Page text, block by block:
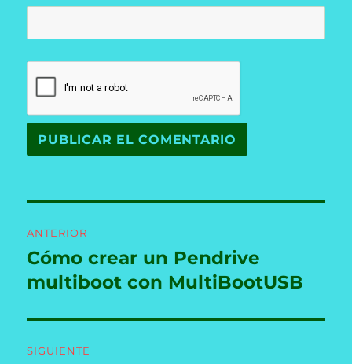
de
entradas
ANTERIOR
Entrada
anterior:
Cómo crear un Pendrive
multiboot con MultiBootUSB
SIGUIENTE